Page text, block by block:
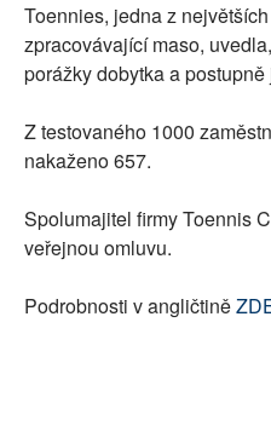
Toennies, jedna z
zpracovávající maso,
porážky dobytka a
Z testovaného 1000
nakaženo 657.
Spolumajitel firmy Toennis
veřejnou omluvu.
Podrobnosti v angličtině